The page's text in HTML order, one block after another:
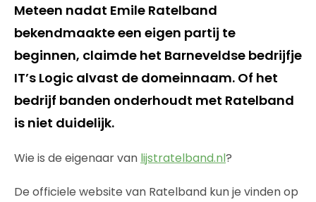
Meteen nadat Emile Ratelband
bekendmaakte een eigen partij te
beginnen, claimde het Barneveldse bedrijfje
IT’s Logic alvast de domeinnaam. Of het
bedrijf banden onderhoudt met Ratelband
is niet duidelijk.
Wie is de eigenaar van lijstratelband.nl?
De officiele website van Ratelband kun je vinden op